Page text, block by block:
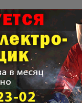
предварительным данным,...